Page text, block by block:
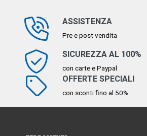
ASSISTENZA
Pre e post vendita
SICUREZZA AL 100%
con carte e Paypal
OFFERTE SPECIALI
con sconti fino al 50%